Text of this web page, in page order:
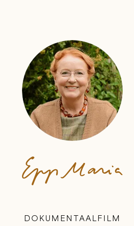
DOKUMENTAALFILM